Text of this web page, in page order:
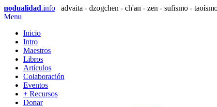
nodualidad.info
advaita - dzogchen - ch'an - zen - sufismo -
Menu
Inicio
Intro
Maestros
Libros
Artículos
Colaboración
Eventos
+ Recursos
Donar